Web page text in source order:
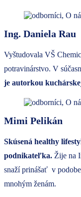
Ing. Daniela Rau
Vyštudovala VŠ
potravinárstvo. V
je autorkou
Mimi Pelikán
Skúsená healthy
podnikateľka. Žije na
snaží prinášať v
mnohým ženám.